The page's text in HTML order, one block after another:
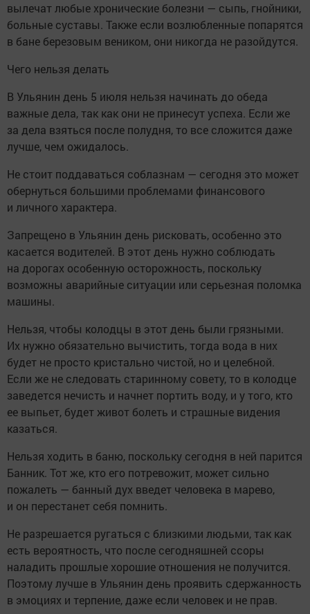
вылечат любые хронические болезни — сыпь, гнойники,
больные суставы. Также если возлюбленные попарятся
в бане березовым веником, они никогда не разойдутся.
Чего нельзя делать
В Ульянин день 5 июля нельзя начинать до обеда
важные дела, так как они не принесут успеха. Если же
за дела взяться после полудня, то все сложится даже
лучше, чем ожидалось.
Не стоит поддаваться соблазнам — сегодня это может
обернуться большими проблемами финансового
и личного характера.
Запрещено в Ульянин день рисковать, особенно это
касается водителей. В этот день нужно соблюдать
на дорогах особенную осторожность, поскольку
возможны аварийные ситуации или серьезная поломка
машины.
Нельзя, чтобы колодцы в этот день были грязными.
Их нужно обязательно вычистить, тогда вода в них
будет не просто кристально чистой, но и целебной.
Если же не следовать старинному совету, то в колодце
заведется нечисть и начнет портить воду, и у того, кто
ее выпьет, будет живот болеть и страшные видения
казаться.
Нельзя ходить в баню, поскольку сегодня в ней парится
Банник. Тот же, кто его потревожит, может сильно
пожалеть — банный дух введет человека в марево,
и он перестанет себя помнить.
Не разрешается ругаться с близкими людьми, так как
есть вероятность, что после сегодняшней ссоры
наладить прошлые хорошие отношения не получится.
Поэтому лучше в Ульянин день проявить сдержанность
в эмоциях и терпение, даже если человек и не прав.